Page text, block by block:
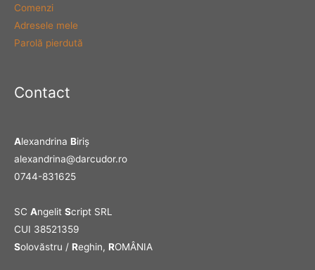
Comenzi
Adresele mele
Parolă pierdută
Contact
Alexandrina Biriş
alexandrina@darcudor.ro
0744-831625
SC Angelit Script SRL
CUI 38521359
Solovăstru / Reghin, ROMÂNIA